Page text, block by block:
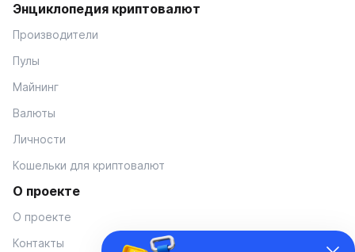
Энциклопедия криптовалют
Производители
Пулы
Майнинг
Валюты
Личности
Кошельки для криптовалют
О проекте
О проекте
Контакты